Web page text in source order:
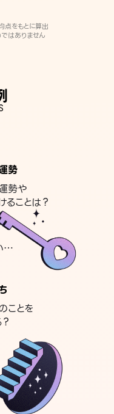
をもとに算出
はありません
勢
勢や
ることは？
…
ことを